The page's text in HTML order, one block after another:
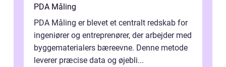
PDA Måling
PDA Måling er blevet et centralt redskab for
ingeniører og entreprenører, der arbejder med
byggematerialers bæreevne. Denne metode
leverer præcise data og øjebli...